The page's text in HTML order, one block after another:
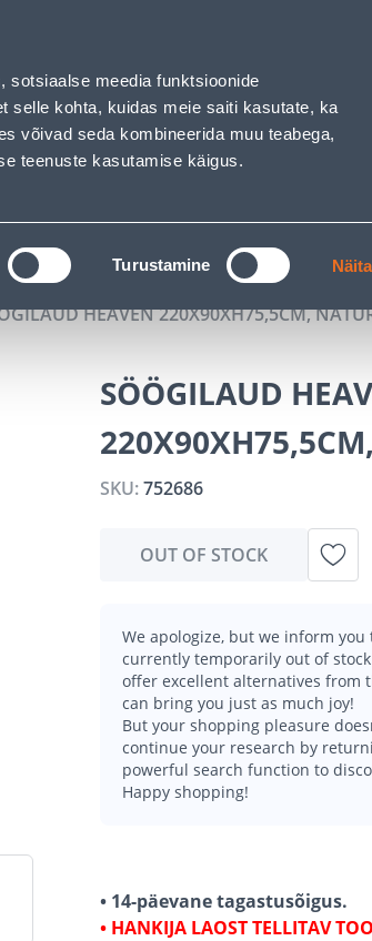
sotsiaalse meedia funktsioonide
selle kohta, kuidas meie saiti kasutate, ka
võivad seda kombineerida muu teabega,
teenuste kasutamise käigus.
Turustamine
SEARCH
MASTERS
HEAVEN 220X90XH75,5CM,
SÖÖGILAUD
SKU:752686
OUT OF STOCK
We apologize, but we inform
currently temporarily out of
offer excellent alternatives from
can bring you just as much joy!
But your shopping pleasure
continue your research by
powerful search function to
Happy shopping!
• 14-päevane tagastusõigus.
• HANKIJA LAOST TELLITAV